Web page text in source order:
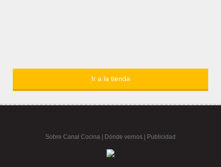
Ir a la tienda
Sobre Canal Cocina Dónde vernos | Publicidad